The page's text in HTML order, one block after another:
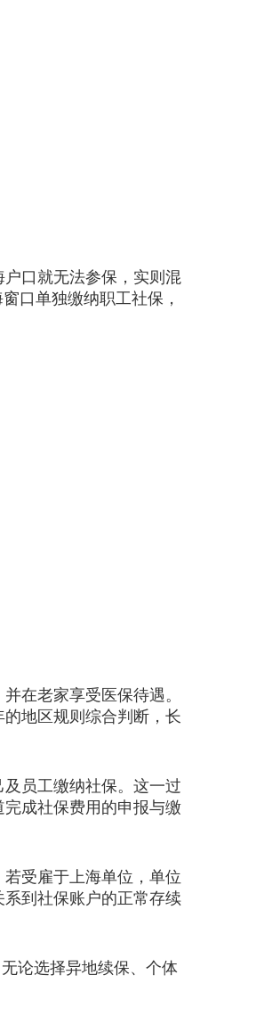
口就无法参保，实则混
口单独缴纳职工社保，
在老家享受医保待遇。
地区规则综合判断，长
员工缴纳社保。这一过
成社保费用的申报与缴
受雇于上海单位，单位
到社保账户的正常存续
论选择异地续保、个体